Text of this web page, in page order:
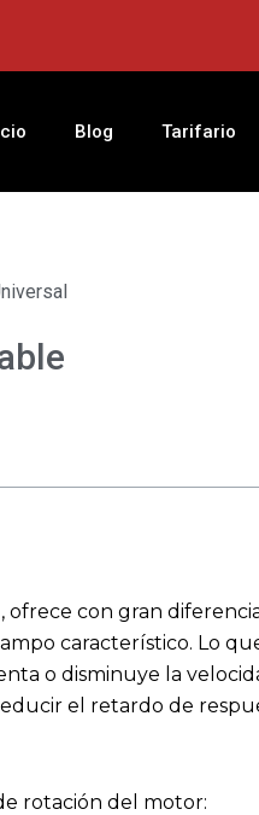
Blog Tarifario
con gran
característico. Lo
o disminuye la
el retardo de
rotación del motor: